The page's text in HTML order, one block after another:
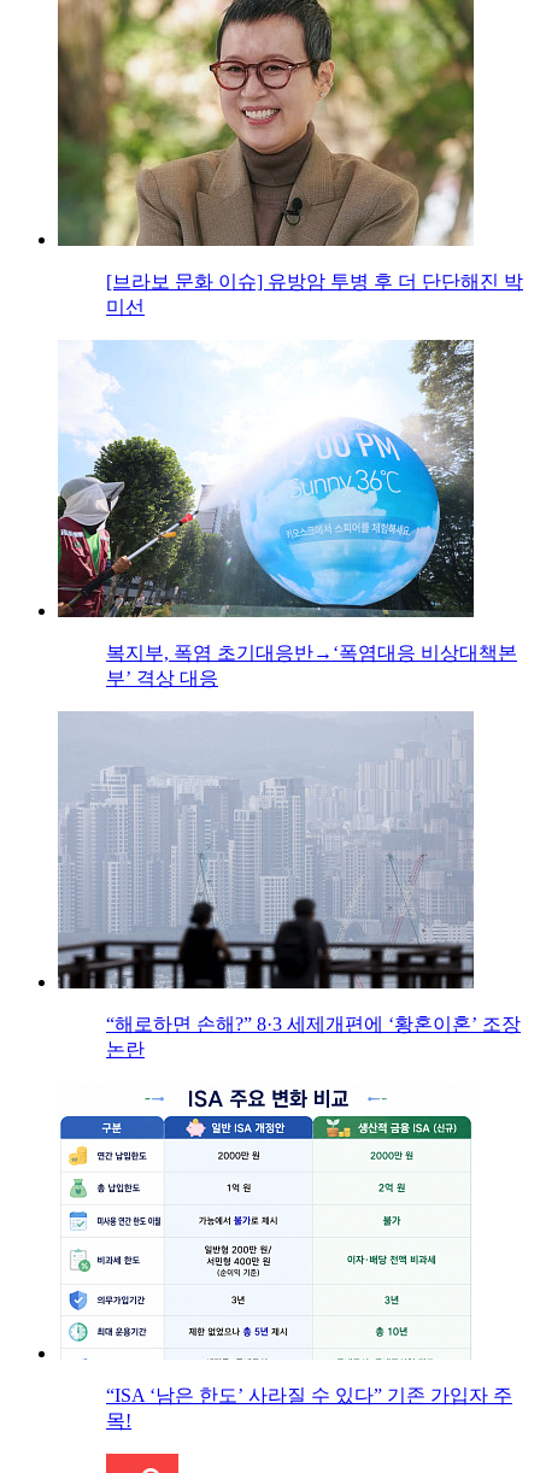
[브라보 문화 이슈] 유방암 투병 후 더 단단해진 박
미선
복지부, 폭염 초기대응반→‘폭염대응 비상대책본
부’ 격상 대응
“해로하면 손해?” 8·3 세제개편에 ‘황혼이혼’ 조장
논란
“ISA ‘남은 한도’ 사라질 수 있다” 기존 가입자 주
목!